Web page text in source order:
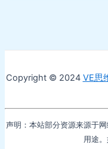
Copyright © 2024 VE思
声明：本站部分资源来源于
用途